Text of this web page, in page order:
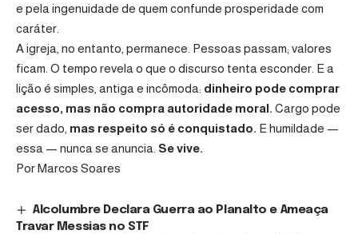
e pela ingenuidade de quem confunde prosperidade com
caráter.
A igreja, no entanto, permanece. Pessoas passam; valores
ficam. O tempo revela o que o discurso tenta esconder. E a
lição é simples, antiga e incômoda: dinheiro pode comprar
acesso, mas não compra autoridade moral. Cargo pode
ser dado, mas respeito só é conquistado. E humildade —
essa — nunca se anuncia. Se vive.
Por Marcos Soares
Alcolumbre Declara Guerra ao Planalto e Ameaça
Travar Messias no STF